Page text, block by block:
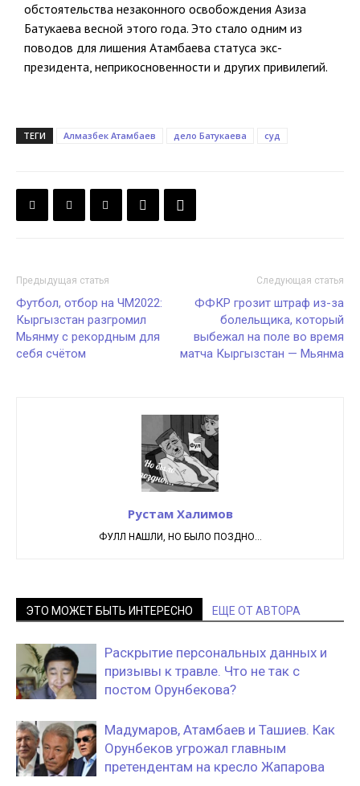
обстоятельства незаконного освобождения Азиза
Батукаева весной этого года. Это стало одним из
поводов для лишения Атамбаева статуса экс-
президента, неприкосновенности и других привилегий.
ТЕГИ Алмазбек Атамбаев дело Батукаева суд
Предыдущая статья
Футбол, отбор на ЧМ2022:
Кыргызстан разгромил
Мьянму с рекордным для
себя счётом
Следующая статья
ФФКР грозит штраф из-за
болельщика, который
выбежал на поле во время
матча Кыргызстан — Мьянма
Рустам Халимов
ФУЛЛ НАШЛИ, НО БЫЛО ПОЗДНО...
ЭТО МОЖЕТ БЫТЬ ИНТЕРЕСНО ЕЩЕ ОТ АВТОРА
Раскрытие персональных данных и
призывы к травле. Что не так с
постом Орунбекова?
Мадумаров, Атамбаев и Ташиев. Как
Орунбеков угрожал главным
претендентам на кресло Жапарова